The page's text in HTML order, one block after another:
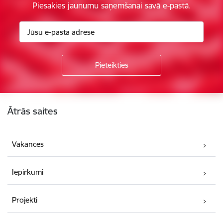
Piesakies jaunumu saņemšanai savā e-pastā.
Ātrās saites
Vakances
Iepirkumi
Projekti